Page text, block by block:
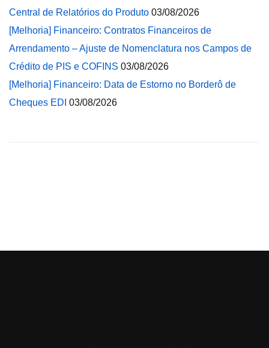
Central de Relatórios do Produto 03/08/2026
[Melhoria] Financeiro: Contratos Financeiros de
Arrendamento – Ajuste de Nomenclatura nos Campos de
Crédito de PIS e COFINS 03/08/2026
[Melhoria] Financeiro: Data de Estorno no Borderô de
Cheques EDI 03/08/2026